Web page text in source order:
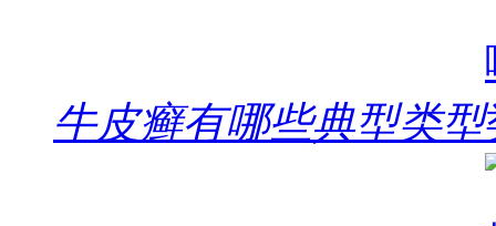
牛皮癣有哪些典型类型